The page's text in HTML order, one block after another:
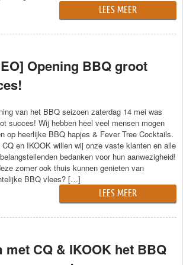
LEES MEER
Opening BBQ groot
van het BBQ seizoen zaterdag 14 mei was
succes! Wij hebben heel veel mensen mogen
op heerlijke BBQ hapjes & Fever Tree Cocktails.
en IKOOK willen wij onze vaste klanten en alle
bedanken voor hun aanwezigheid!
zomer ook thuis kunnen genieten van
BBQ vlees? […]
LEES MEER
met CQ & IKOOK het BBQ